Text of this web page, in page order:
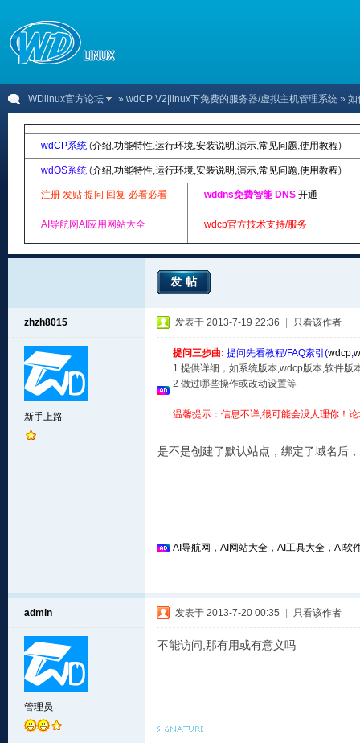
WDlinux官方论坛 » wdCP V2|linux下免费的服务器/虚拟主机管理系统 » 如
wdCP系统 (介绍,功能特性,运行环境,安装说明 ,演示,常见问题,使用教程)
wdOS系统 (介绍,功能特性,运行环境,安装说明 ,演示,常见问题,使用教程)
注册 发贴 提问 回复-必看必看 wddns免费智能 DNS 开通
AI导航网AI应用网站大全 wdcp官方技术支持/服务
发帖
zhzh8015
新手上路
发表于 2013-7-19 22:36 只看该作者
提问三步曲: 提问先看教程/FAQ索引(wdcp,
1 提供详细，如系统版本,wdcp版本,软件版
2 做过哪些操作或改动设置等
温馨提示：信息不详,很可能会没人理你！
是不是创建了默认站点，绑定了域名后
AI导航网，AI网站大全，AI工具大全，AI软
admin
管理员
发表于 2013-7-20 00:35 只看该作者
不能访问,那有用或有意义吗